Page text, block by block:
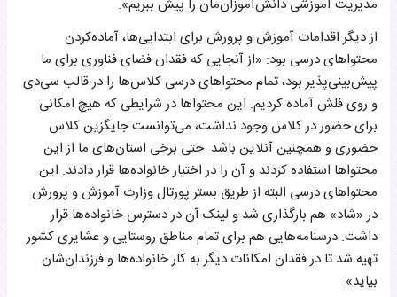
مدیریت آموزشی دانش‌آموزان‌مان را پیش ببریم».
از دیگر اقدامات آموزش‌ و پرورش برای ابتدایی‌ها، آماده‌کردن
محتواهای درسی بود: «از آنجایی که فقدان فضای فناوری برای ما
پیش‌بینی‌پذیر بود، تمام محتواهای درسی کلاس‌ها را در قالب سی‌دی
و روی فلش آماده کردیم. این محتواها در شرایطی که هیچ امکانی
برای حضور در کلاس وجود نداشت، می‌توانست جایگزین کلاس
حضوری و همچنین آنلاین باشد. حتی برخی استان‌های ما از این
محتواها استفاده کردند و آن را در اختیار خانواده‌ها قرار دادند. این
محتواهای درسی البته از طریق بستر پورتال وزارت آموزش‌ و‌ پرورش
در «شاد» هم بارگذاری شد و لینک آن در دسترس خانواده‌ها قرار
داشت. درسنامه‌هایی هم برای تمام مناطق روستایی و عشایری کشور
تهیه شد تا در فقدان امکانات دیگر به کار خانواده‌ها و فرزندان‌شان
بیاید».